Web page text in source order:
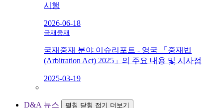
시행
2026-06-18
국재중재
국재중재 분야 이슈리포트 - 영국 「중재법
(Arbitration Act) 2025」의 주요 내용 및 시사점
2025-03-19
D&A 뉴스 펼침 닫힘 접기 더보기